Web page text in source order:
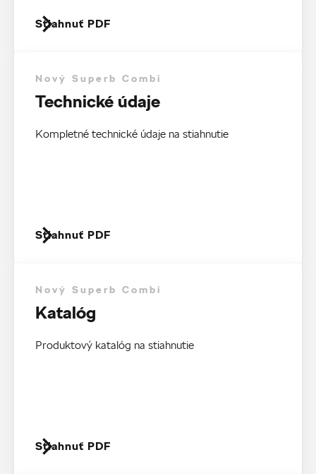
Stiahnuť PDF
Nový Superb Combi
Technické údaje
Kompletné technické údaje na stiahnutie
Stiahnuť PDF
Nový Superb Combi
Katalóg
Produktový katalóg na stiahnutie
Stiahnuť PDF